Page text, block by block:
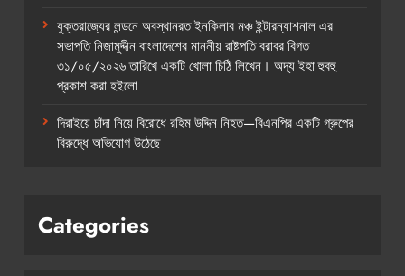
যুক্তরাজ্যের লন্ডনে অবস্থানরত ইনকিলাব মঞ্চ ইন্টারন্যাশনাল এর
সভাপতি নিজামুদ্দীন বাংলাদেশের মাননীয় রাষ্টপতি বরাবর বিগত
৩১/০৫/২০২৬ তারিখে একটি খোলা চিঠি লিখেন। অদ্য ইহা হুবহু
প্রকাশ করা হইলো
দিরাইয়ে চাঁদা নিয়ে বিরোধে রহিম উদ্দিন নিহত—বিএনপির একটি গ্রুপের
বিরুদ্ধে অভিযোগ উঠেছে
Categories